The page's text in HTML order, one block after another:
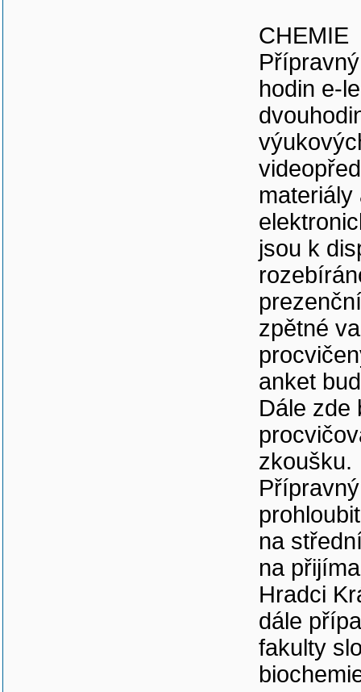
CHEMIE
hodin e-
jsou k
zpětné
anket
Dále zde
zkoušku.
na
na
Hradci
dále
fakulty